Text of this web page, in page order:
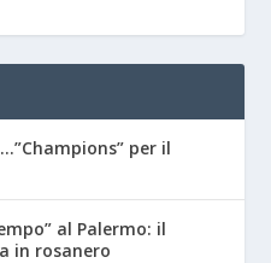
per il
al Palermo: il
in rosanero